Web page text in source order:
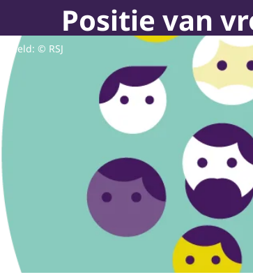
Positie van
Beeld: © RSJ